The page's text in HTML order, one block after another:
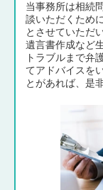
当事務所は相続
談いただくため
とさせていただ
遺言書作成など
トラブルまで弁
てアドバイスを
とがあれば、是